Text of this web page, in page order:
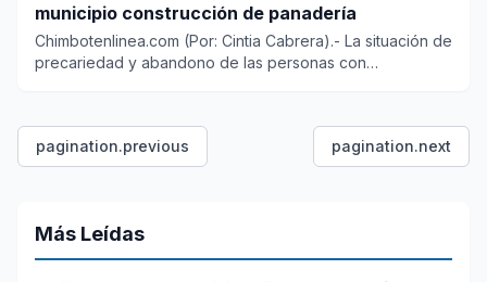
municipio construcción de panadería
Chimbotenlinea.com (Por: Cintia Cabrera).- La situación de
precariedad y abandono de las personas con
pagination.previous pagination.next
Más Leídas